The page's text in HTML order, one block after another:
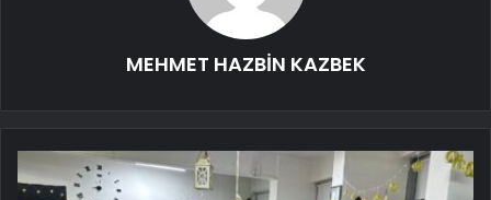
MEHMET HAZBİN KAZBEK